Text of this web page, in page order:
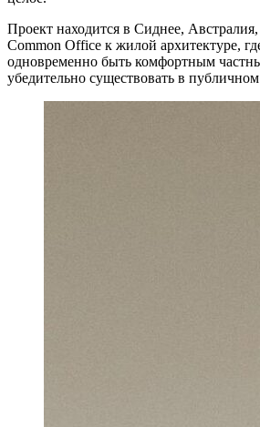
Проект находится в Сиднее,
Common Office к жилой архитектуре,
одновременно быть комфортным
убедительно существовать в